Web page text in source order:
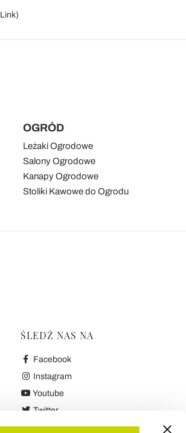
Link)
OGRÓD
Leżaki Ogrodowe
Salony Ogrodowe
Kanapy Ogrodowe
Stoliki Kawowe do Ogrodu
ŚLEDŹ NAS NA
Facebook
Instagram
Youtube
Twitter